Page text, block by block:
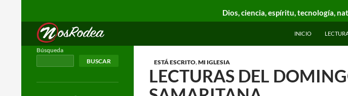
Dios, ciencia, espíritu, tecnología,
Nos Rodea
Search
INICIO
ESTÁ ESCRITO,MI IGLESIA
LECTURAS DEL
Búsqueda
BUSCAR